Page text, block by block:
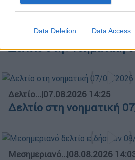
Data Deletion Data Access
Δελτίο...|08.08.2026 16:18
Δελτίο στην νοηματική
Δελτίο...|07.08.2026 14:25
Δελτίο στη νοηματική
Μεσημεριανό...|08.08.2026